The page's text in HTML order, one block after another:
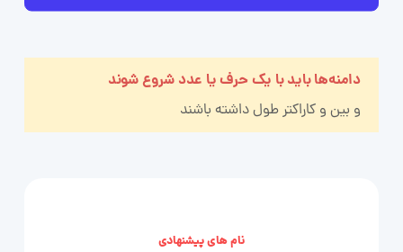
دامنه‌ها باید با یک حرف یا عدد شروع شوند
و بین و کاراکتر طول داشته باشند
نام های پیشنهادی